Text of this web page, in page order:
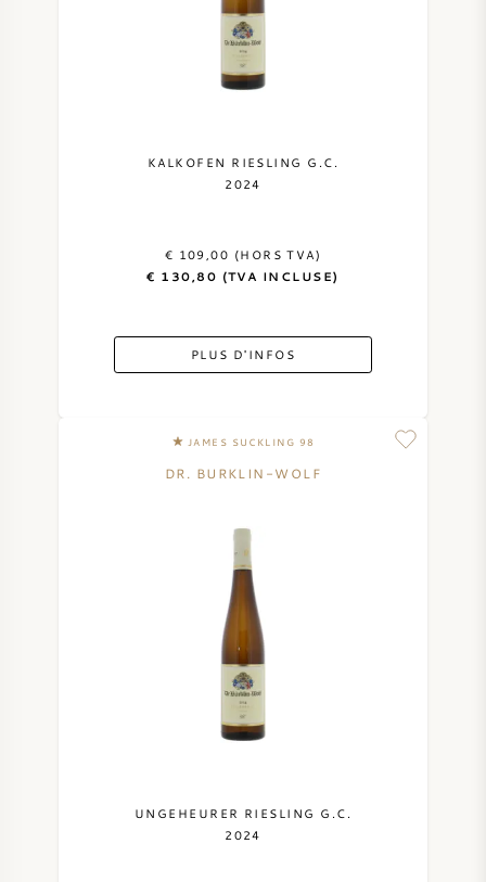
KALKOFEN RIESLING G.C.
2024
€ 109,00 (HORS TVA)
€ 130,80 (TVA INCLUSE)
PLUS D'INFOS
JAMES SUCKLING 98
DR. BURKLIN-WOLF
UNGEHEURER RIESLING G.C.
2024